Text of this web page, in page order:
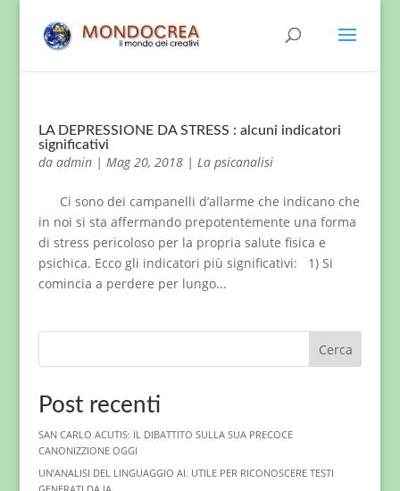
LA DEPRESSIONE DA STRESS : alcuni indicatori
significativi
da admin| Mag 20, 2018| La psicanalisi
Ci sono dei campanelli d’allarme che indicano che
in noi si sta affermando prepotentemente una forma
di stress pericoloso per la propria salute fisica e
psichica. Ecco gli indicatori più significativi: 1) Si
comincia a perdere per lungo...
Cerca
Post recenti
SAN CARLO ACUTIS: IL DIBATTITO SULLA SUA PRECOCE
CANONIZZIONE OGGI
UN’ANALISI DEL LINGUAGGIO AI. UTILE PER RICONOSCERE TESTI